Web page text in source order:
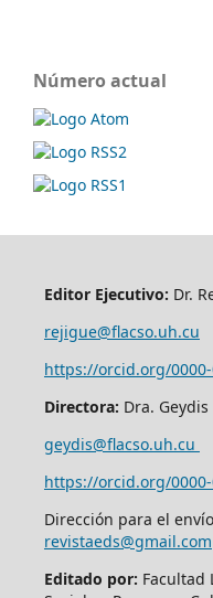
Número actual
Editor Ejecutivo: Dr.
rejigue@flacso.uh.cu
https://orcid.org/0000-
Directora: Dra.
geydis@flacso.uh.cu
https://orcid.org/
Dirección para el
revistaeds@gmail.com
Editado por: Facultad